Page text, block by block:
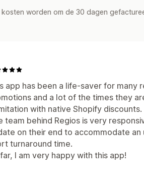
worden om de 30 dagen
app has been a life-saver for many
and a lot of the times they
with native Shopify discounts.
team behind Regios is very
on their end to accommodate
turnaround time.
I am very happy with this app!